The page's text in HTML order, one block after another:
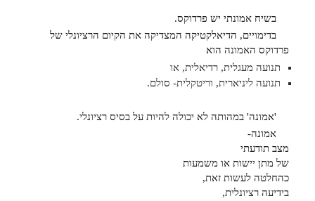
בשיח אמונתי יש פרדוקס.
בדימויים, הדיאלקטיקה המצדיקה את הקיום הרציונלי של
פרדוקס האמונה הוא
תנועה מעגלית, רדיאלית, או
תנועה ליניארית, וריטקלית- סולם.
'אמונה' במהותה לא יכולה להיות על בסיס רציונלי.
אמונה-
מצב תודעתי
של מתן יישות או משמעות
כהחלטה לעשות זאת,
בידיעה רציונלית,